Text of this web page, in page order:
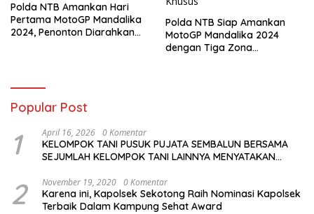
Polda NTB Amankan Hari
Pertama MotoGP Mandalika
2024, Penonton Diarahkan
Polda NTB Siap Amankan
MotoGP Mandalika 2024
dengan Tiga Zona
Popular Post
1 April 16, 2026 0 Komentar
KELOMPOK TANI PUSUK PUJATA SEMBALUN BERSAMA
SEJUMLAH KELOMPOK TANI LAINNYA MENYATAKAN
MENYUKSESKAN PROGRAM PEMERINTAH DI SEKTOR
HORTIKULTURA, KHUSUSNYA PROGRAM BANTUAN BENIH
BAWANG PUTIH DARI APBN 2026.
2 November 19, 2020 0 Komentar
Karena ini, Kapolsek Sekotong Raih Nominasi Kapolsek
Terbaik Dalam Kampung Sehat Award